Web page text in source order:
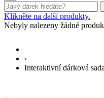
Klikněte na další produkty.
Nebyly nalezeny žádné
›
Interaktivní dárková